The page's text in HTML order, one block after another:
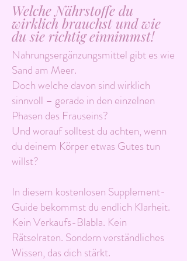
Welche Nährstoffe du
wirklich brauchst und wie
du sie richtig einnimmst!
Nahrungsergänzungsmittel gibt es wie
Sand am Meer.
Doch welche davon sind wirklich
sinnvoll – gerade in den einzelnen
Phasen des Frauseins?
Und worauf solltest du achten, wenn
du deinem Körper etwas Gutes tun
willst?
In diesem kostenlosen Supplement-
Guide bekommst du endlich Klarheit.
Kein Verkaufs-Blabla. Kein
Rätselraten. Sondern verständliches
Wissen, das dich stärkt.